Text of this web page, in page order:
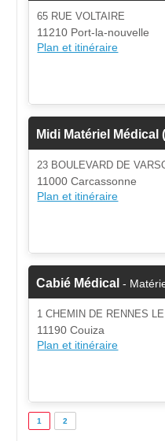
65 RUE VOLTAIRE
11210 Port-la-nouvelle
Plan et itinéraire
Midi Matériel Médical
23 BOULEVARD DE
11000 Carcassonne
Plan et itinéraire
Cabié Médical -
1 CHEMIN DE RENNES
11190 Couiza
Plan et itinéraire
1 2